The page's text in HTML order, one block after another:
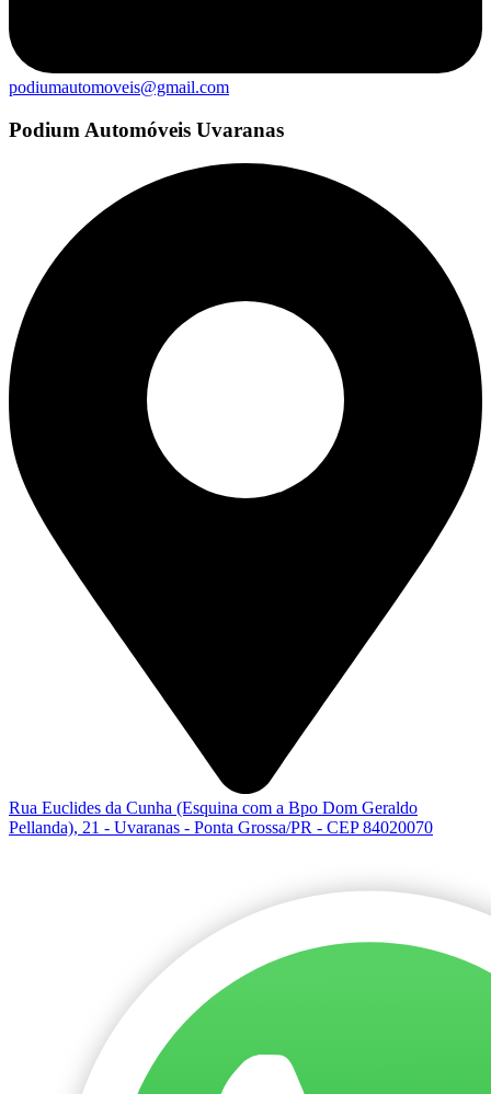
podiumautomoveis@gmail.com
Podium Automóveis Uvaranas
Rua Euclides da Cunha (Esquina com a Bpo Dom Geraldo
Pellanda), 21 - Uvaranas - Ponta Grossa/PR - CEP 84020070